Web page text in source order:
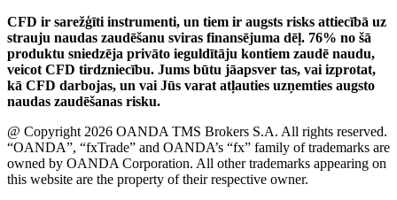
CFD ir sarežģīti instrumenti, un tiem ir augsts risks attiecībā uz
strauju naudas zaudēšanu sviras finansējuma dēļ. 76% no šā
produktu sniedzēja privāto ieguldītāju kontiem zaudē naudu,
veicot CFD tirdzniecību. Jums būtu jāapsver tas, vai izprotat,
kā CFD darbojas, un vai Jūs varat atļauties uzņemties augsto
naudas zaudēšanas risku.
@ Copyright 2026 OANDA TMS Brokers S.A. All rights reserved.
“OANDA”, “fxTrade” and OANDA’s “fx” family of trademarks are
owned by OANDA Corporation. All other trademarks appearing on
this website are the property of their respective owner.